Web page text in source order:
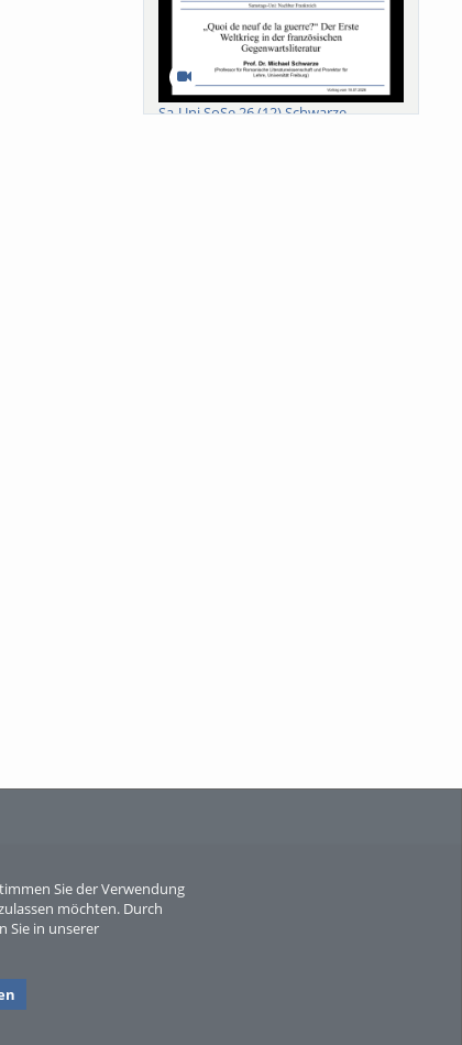
Sie der Verwendung
möchten. Durch
Sie in unserer
Sa-Uni SoSe 26 (12) Schwarze
Sperber